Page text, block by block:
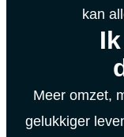
kan
Meer omzet,
gelukkiger